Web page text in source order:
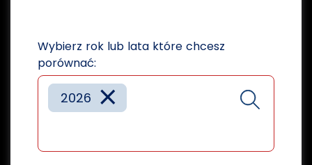
Wybierz rok lub lata które chcesz
porównać:
×
2026